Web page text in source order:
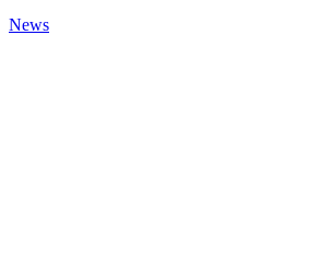
News